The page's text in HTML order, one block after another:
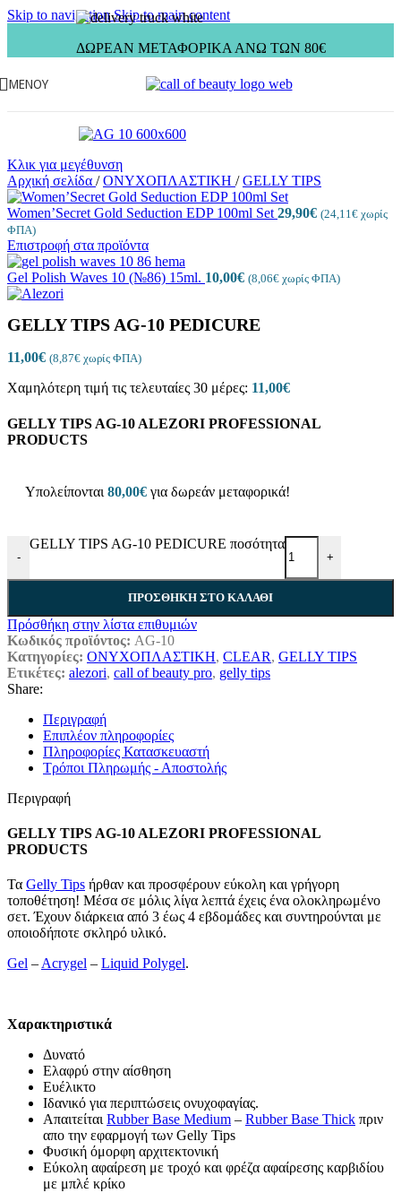
Skip to navigationSkip to main content
ΔΩΡΕΑΝ ΜΕΤΑΦΟΡΙΚΑ ΑΝΩ ΤΩΝ 80€
ΜΕΝΟΎ
Κλικ για μεγέθυνση
Αρχική σελίδα / ΟΝΥΧΟΠΛΑΣΤΙΚΗ / GELLY TIPS
Women’Secret Gold Seduction EDP 100ml Set 29,90€ (24,11€ χωρίς
ΦΠΑ)
Επιστροφή στα προϊόντα
Gel Polish Waves 10 (№86) 15ml. 10,00€ (8,06€ χωρίς ΦΠΑ)
GELLY TIPS AG-10 PEDICURE
11,00€ (8,87€ χωρίς ΦΠΑ)
Χαμηλότερη τιμή τις τελευταίες 30 μέρες: 11,00€
GELLY TIPS AG-10 ALEZORI PROFESSIONAL
PRODUCTS
Υπολείπονται 80,00€ για δωρεάν μεταφορικά!
-
GELLY TIPS AG-10 PEDICURE ποσότητα
+
ΠΡΟΣΘΉΚΗ ΣΤΟ ΚΑΛΆΘΙ
Πρόσθήκη στην λίστα επιθυμιών
Κωδικός προϊόντος: AG-10
Κατηγορίες: ΟΝΥΧΟΠΛΑΣΤΙΚΗ, CLEAR, GELLY TIPS
Ετικέτες: alezori, call of beauty pro, gelly tips
Share:
Περιγραφή
Επιπλέον πληροφορίες
Πληροφορίες Κατασκευαστή
Τρόποι Πληρωμής - Αποστολής
Περιγραφή
GELLY TIPS AG-10 ALEZORI PROFESSIONAL
PRODUCTS
Τα Gelly Tips ήρθαν και προσφέρουν εύκολη και γρήγορη
τοποθέτηση! Μέσα σε μόλις λίγα λεπτά έχεις ένα ολοκληρωμένο
σετ. Έχουν διάρκεια από 3 έως 4 εβδομάδες και συντηρούνται με
οποιοδήποτε σκληρό υλικό.
Gel – Acrygel – Liquid Polygel.
Χαρακτηριστικά
Δυνατό
Ελαφρύ στην αίσθηση
Ευέλικτο
Ιδανικό για περιπτώσεις ονυχοφαγίας.
Απαιτείται Rubber Base Medium – Rubber Base Thick πριν
απο την εφαρμογή των Gelly Tips
Φυσική όμορφη αρχιτεκτονική
Εύκολη αφαίρεση με τροχό και φρέζα αφαίρεσης καρβιδίου
με μπλέ κρίκο